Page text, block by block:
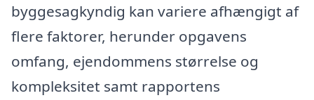
byggesagkyndig kan variere afhængigt af
flere faktorer, herunder opgavens
omfang, ejendommens størrelse og
kompleksitet samt rapportens